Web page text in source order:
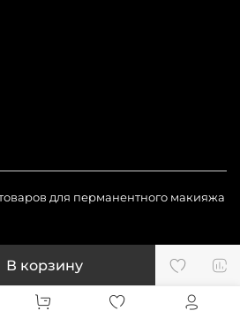
В корзину
для перманентного макияжа